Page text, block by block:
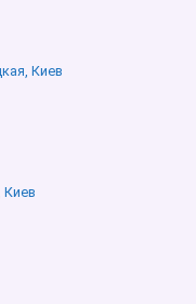
Киев
Киев